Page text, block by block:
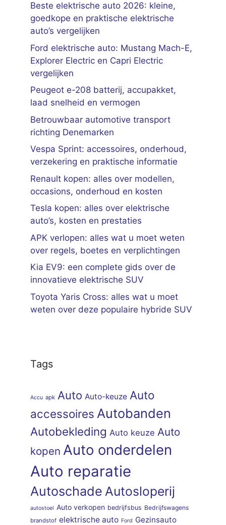
Beste elektrische auto 2026: kleine,
goedkope en praktische elektrische
auto’s vergelijken
Ford elektrische auto: Mustang Mach-E,
Explorer Electric en Capri Electric
vergelijken
Peugeot e-208 batterij, accupakket,
laad snelheid en vermogen
Betrouwbaar automotive transport
richting Denemarken
Vespa Sprint: accessoires, onderhoud,
verzekering en praktische informatie
Renault kopen: alles over modellen,
occasions, onderhoud en kosten
Tesla kopen: alles over elektrische
auto’s, kosten en prestaties
APK verlopen: alles wat u moet weten
over regels, boetes en verplichtingen
Kia EV9: een complete gids over de
innovatieve elektrische SUV
Toyota Yaris Cross: alles wat u moet
weten over deze populaire hybride SUV
Tags
Accu apk Auto Auto-keuze Auto
accessoires Autobanden
Autobekleding Auto keuze Auto
kopen Auto onderdelen
Auto reparatie
Autoschade Autosloperij
autostoel Auto verkopen bedrijfsbus Bedrijfswagens
brandstof elektrische auto Ford Gezinsauto